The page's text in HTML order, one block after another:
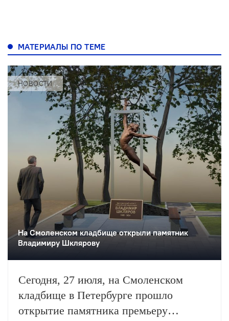
МАТЕРИАЛЫ ПО ТЕМЕ
НОВОСТИ
На Смоленском кладбище открыли памятник
Владимиру Шклярову
Сегодня, 27 июля, на Смоленском
кладбище в Петербурге прошло
открытие памятника премьеру